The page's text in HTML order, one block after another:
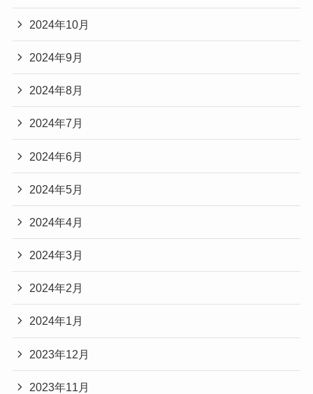
2024年10月
2024年9月
2024年8月
2024年7月
2024年6月
2024年5月
2024年4月
2024年3月
2024年2月
2024年1月
2023年12月
2023年11月